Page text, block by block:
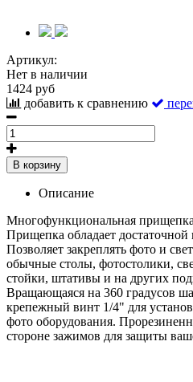
Артикул:
Нет в наличии
1424 руб
добавить к сравнению
В корзину
Описание
Многофункциональная
Прищепка обладает
Позволяет закреплять фото и
обычные столы, фотостолики,
стойки, штативы и на других
Вращающаяся на 360 градусов
крепежный винт 1/4" для
фото оборудования.
стороне зажимов для защиты